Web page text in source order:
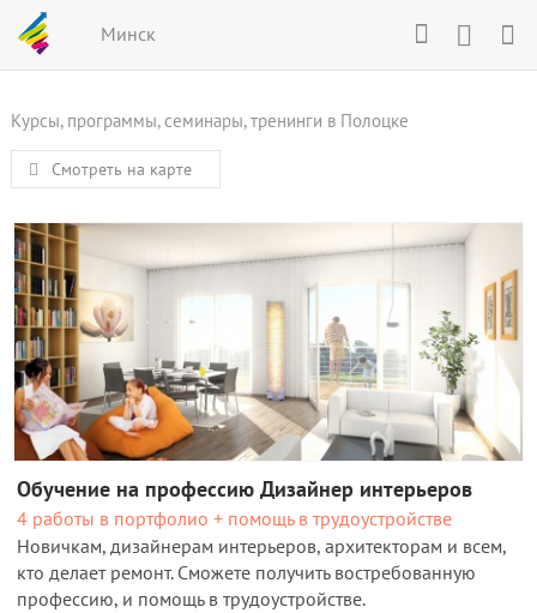
Минск
Курсы, программы, семинары, тренинги в Полоцке
Смотреть на карте
Обучение на профессию Дизайнер интерьеров
4 работы в портфолио + помощь в трудоустройстве
Новичкам, дизайнерам интерьеров, архитекторам и всем,
кто делает ремонт. Сможете получить востребованную
профессию, и помощь в трудоустройстве.